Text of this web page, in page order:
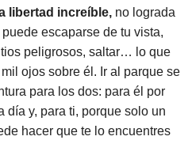
libertad increíble, no lograda
escaparse de tu vista,
peligrosos, saltar… lo que
ojos sobre él. Ir al parque se
para los dos: para él por
día y, para ti, porque solo un
hacer que te lo encuentres